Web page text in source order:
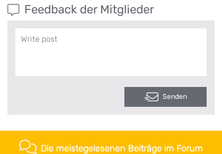
Feedback der Mitglieder
Senden
Die meistegelesenen Beiträge im Forum